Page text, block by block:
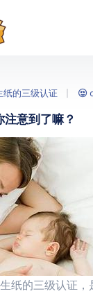
纸的三级认证
意到了嘛？
纸的三级认证，